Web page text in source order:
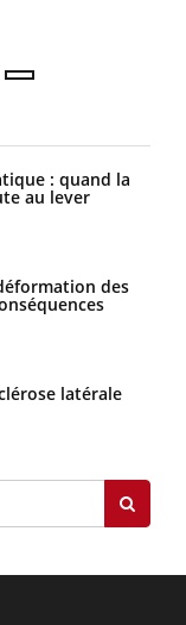
: quand la
au lever
des
latérale